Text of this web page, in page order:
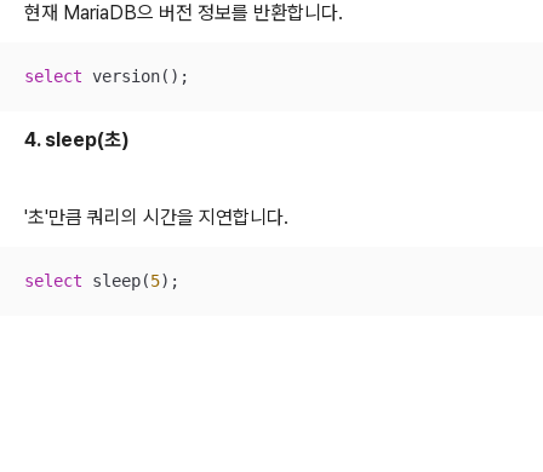
현재 MariaDB으 버전 정보를 반환합니다.
select version();
4. sleep(초)
'초'만큼 쿼리의 시간을 지연합니다.
select sleep(5);